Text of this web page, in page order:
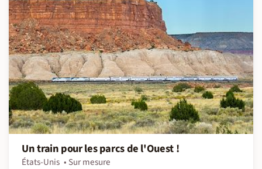
Un train pour les parcs de l'Ouest !
États-Unis
Sur mesure